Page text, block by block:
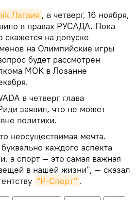
Латвия , в четверг, 16 ноября,
в правах РУСАДА. Пока
скажется на допуске
на Олимпийские игры
будет рассмотрен
МОК в Лозанне
в четверг глава
заявил, что не может
политики.
неосуществимая мечта.
каждого аспекта
а спорт — это самая важная
в нашей жизни", — сказал
"Р-Спорт" .